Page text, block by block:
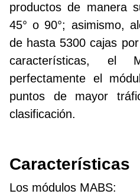
productos de manera
45° o 90°; asimismo,
de hasta 5300 cajas
características, el
perfectamente el
puntos de mayor
clasificación.
Características
Los módulos MABS: